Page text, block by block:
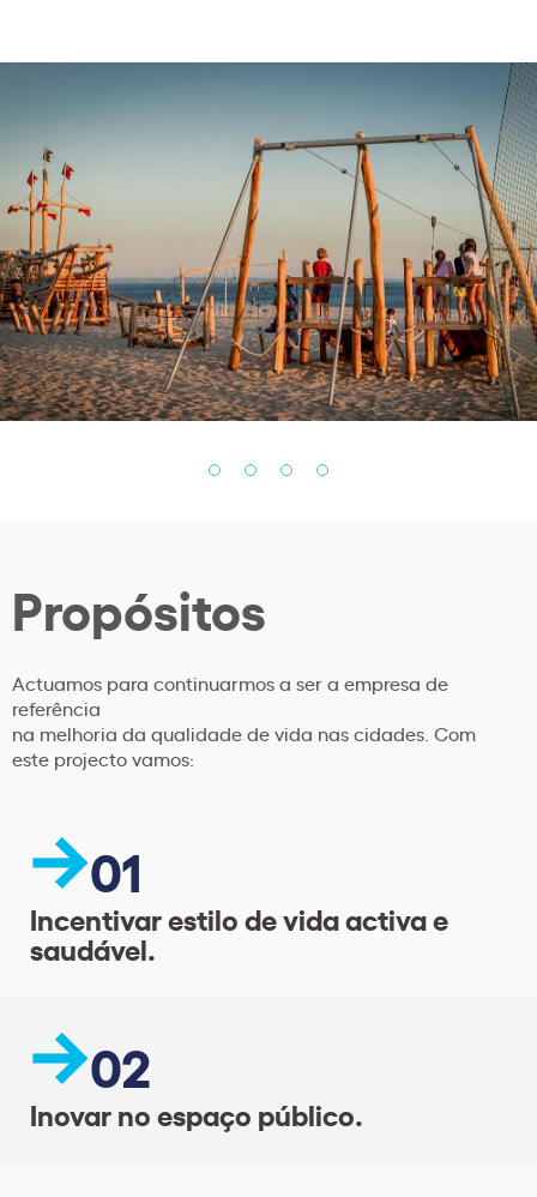
Propósitos
Actuamos para continuarmos a ser a empresa de
referência
na melhoria da qualidade de vida nas cidades. Com
este projecto vamos:
01
Incentivar estilo de vida activa e
saudável.
02
Inovar no espaço público.